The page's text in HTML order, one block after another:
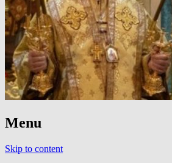
Menu
Skip to content